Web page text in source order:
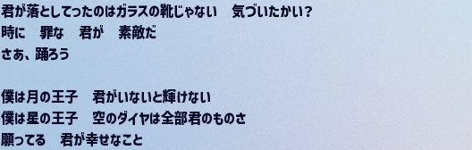
君が落としてったのはガラスの靴じゃない　気づいたかい？
時に　罪な　君が　素敵だ
さあ、踊ろう
僕は月の王子　君がいないと輝けない
僕は星の王子　空のダイヤは全部君のものさ
願ってる　君が幸せなこと